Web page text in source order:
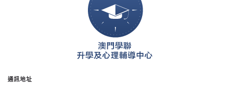
通訊地址